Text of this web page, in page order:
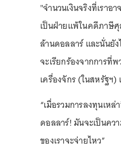
"จำนวนเงินจริงที่เรา
เป็นฝ่ายแพ้ในคดีภาษี
ล้านดอลลาร์ และนั่นยัง
จะเรียกร้องจากการที่
เครื่องจักร (ในสหรัฐฯ
“เมื่อรวมการลงทุนเห
ดอลลาร์! มันจะเป็นคว
ของเราจะจ่ายไหว”